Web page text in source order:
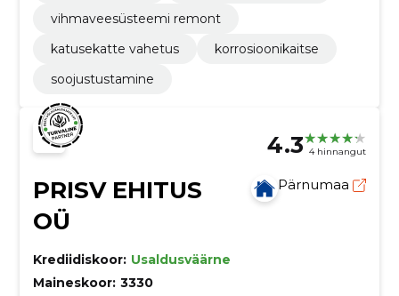
vihmaveesüsteemi remont
katusekatte vahetus
korrosioonikaitse
soojustustamine
4.3 4 hinnangut
PRISV EHITUS
OÜ
Pärnumaa
Krediidiskoor: Usaldusväärne
Maineskoor: 3330